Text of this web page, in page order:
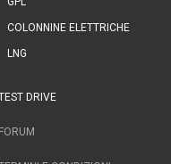
COLONNINE ELETTRICHE
LNG
DRIVE
FORUM